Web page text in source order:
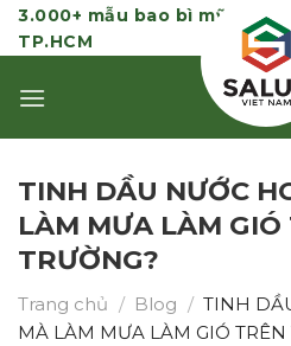
Skip
to
3.000+ mẫu bao bì mỹ
TP.HCM
TINH DẦU NƯỚC
LÀM MƯA LÀM GIÓ
TRƯỜNG?
Trang chủ / Blog / TINH
MÀ LÀM MƯA LÀM GIÓ TRÊN